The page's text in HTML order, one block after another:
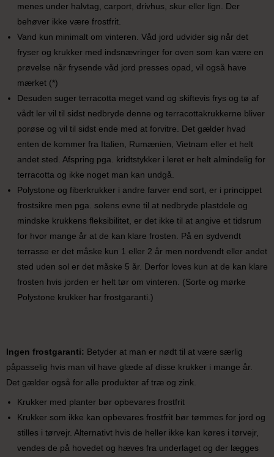
menes under halvtag, carport, drivhus, skur eller lign. Der
behøver ikke være frostfrit.
Vand kun minimalt om vinteren. Våd jord udvider sig når det
fryser og krukker med indsnævringer for oven som kan være en
prøvelse når frysende våd jord presses opad, vil også have
mærket (*)
Desuden suger terracotta meget vand og skiftevis frys og tø af
vådt ler vil til sidst nedbryde denne og terracottakrukkerne bliver
porøse og vil til sidst ende med at forvitre. Det gælder hvad
enten de kommer fra Italien, Rumænien, Vietnam eller et helt
andet sted. Afspring pga. kridtstykker i leret er helt almindelig for
terracotta og ikke noget man kan undgå.
Polystone og fiberkrukker i andre farver end sort, er i princippet
frostsikre men pga. solens evne til at nedbryde plastdele og
mindske krukkens fleksibilitet, er det ikke til at angive et tidsrum
for hvor mange år at de kan klare frosten. På en sydvendt
terrasse er det måske kun 1 eller 2 år men nordvendt eller andet
sted uden sol er det måske 5 år. Derfor loves kun at de kan klare
frosten hvis jorden er helt tør om vinteren. (Sorte og mørke
Polystone krukker har frostgaranti.)
Ingen frostgaranti: Betyder at man er nødt til at være særlig
påpasselig hvis man vil have glæde af disse krukker i mange år.
Det gælder også for alle produkter af træ og zink.
Krukker med planter bør opbevares frostfrit
Krukker som ikke kan opbevares frostfrit bør tømmes for jord og
stilles i tørvejr. Alternativt hvis de heller ikke kan køres i tørvejr,
vendes de på hovedet og hæves fra underlaget og der lægges